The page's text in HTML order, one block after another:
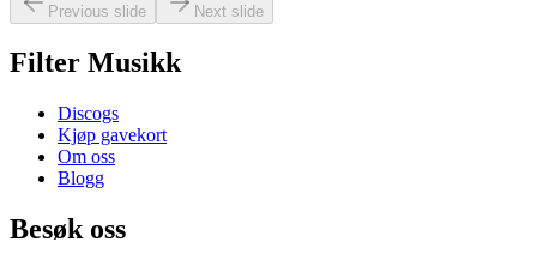
Previous slide Next slide
Filter Musikk
Discogs
Kjøp gavekort
Om oss
Blogg
Besøk oss